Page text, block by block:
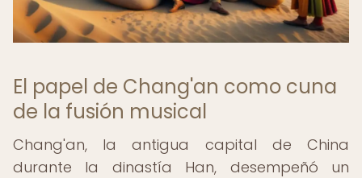
El papel de Chang'an como cuna
de la fusión musical
Chang'an, la antigua capital de China
durante la dinastía Han, desempeñó un